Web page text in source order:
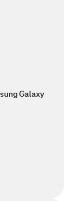
Galaxy